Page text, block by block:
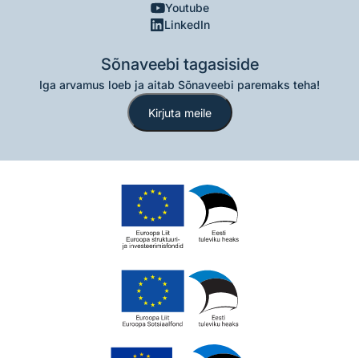
Youtube
LinkedIn
Sõnaveebi tagasiside
Iga arvamus loeb ja aitab Sõnaveebi paremaks teha!
Kirjuta meile